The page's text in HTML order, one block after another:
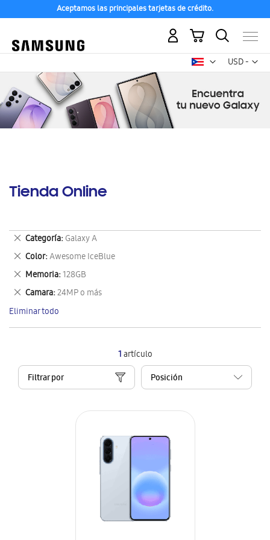
Aceptamos las principales tarjetas de crédito.
USD -
dólar
Mi carrito
Tienda Online
1artículo
Filtrar por
Categoría Galaxy A
Eliminar
este
artículo
Color Awesome IceBlue
Eliminar
este
artículo
Memoria 128GB
Eliminar
este
artículo
Camara 24MP o más
Eliminar
este
artículo
Eliminar todo